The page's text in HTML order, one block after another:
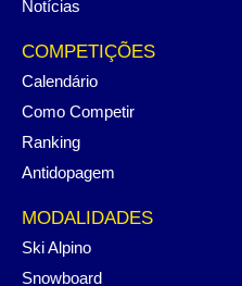
Notícias
COMPETIÇÕES
Calendário
Como Competir
Ranking
Antidopagem
MODALIDADES
Ski Alpino
Snowboard